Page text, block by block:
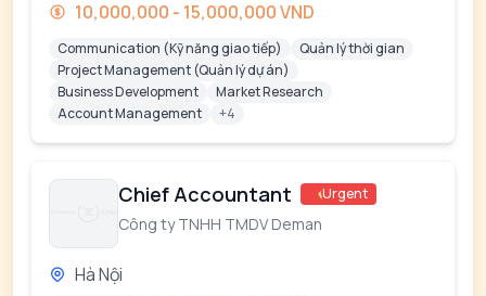
10,000,000 - 15,000,000 VND
Communication (Kỹ năng giao tiếp)
Quản lý thời gian
Project Management (Quản lý dự án)
Business Development
Market Research
Account Management
+4
Chief Accountant Urgent
Công ty TNHH TMDV Deman
Hà Nội